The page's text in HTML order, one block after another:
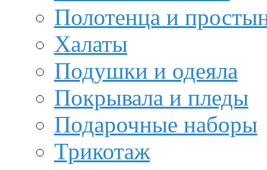
Полотенца и
Халаты
Подушки и одеяла
Покрывала и пледы
Подарочные наборы
Трикотаж